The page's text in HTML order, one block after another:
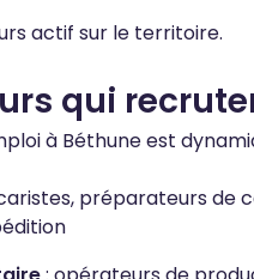
actif sur le territoire.
qui
à Béthune est
préparateurs de